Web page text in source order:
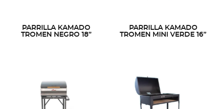
PARRILLA KAMADO
TROMEN NEGRO 18”
PARRILLA KAMADO
TROMEN MINI VERDE 16”